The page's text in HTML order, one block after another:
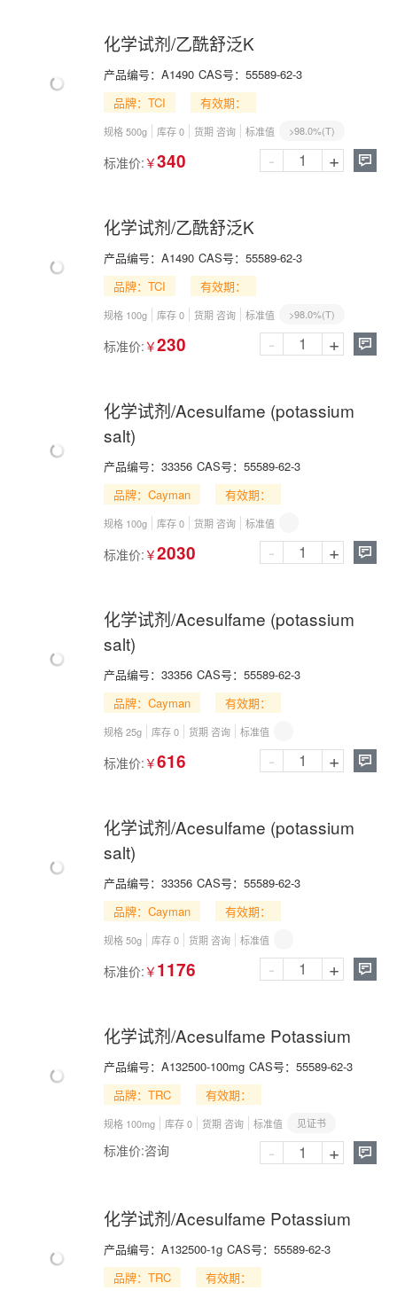
化学试剂/乙酰舒泛K
产品编号： A1490 CAS号： 55589-62-3
品牌：TCI
有效期：
规格 500g 库存 0 货期 咨询 标准值 >98.0%(T)
标准价: ￥340 
- +
化学试剂/乙酰舒泛K
产品编号： A1490 CAS号： 55589-62-3
品牌：TCI
有效期：
规格 100g 库存 0 货期 咨询 标准值 >98.0%(T)
标准价: ￥230 
- +
化学试剂/Acesulfame (potassium
salt)
产品编号： 33356 CAS号： 55589-62-3
品牌：Cayman
有效期：
规格 100g 库存 0 货期 咨询 标准值
标准价: ￥2030 
- +
化学试剂/Acesulfame (potassium
salt)
产品编号： 33356 CAS号： 55589-62-3
品牌：Cayman
有效期：
规格 25g 库存 0 货期 咨询 标准值
标准价: ￥616 
- +
化学试剂/Acesulfame (potassium
salt)
产品编号： 33356 CAS号： 55589-62-3
品牌：Cayman
有效期：
规格 50g 库存 0 货期 咨询 标准值
标准价: ￥ 1176 
- +
化学试剂/Acesulfame Potassium
产品编号： A132500-100mg CAS号： 55589-62-3
品牌：TRC
有效期：
规格 100mg 库存 0 货期 咨询 标准值 见证书
标准价:咨询 
- +
化学试剂/Acesulfame Potassium
产品编号： A132500-1g CAS号： 55589-62-3
品牌：TRC
有效期：